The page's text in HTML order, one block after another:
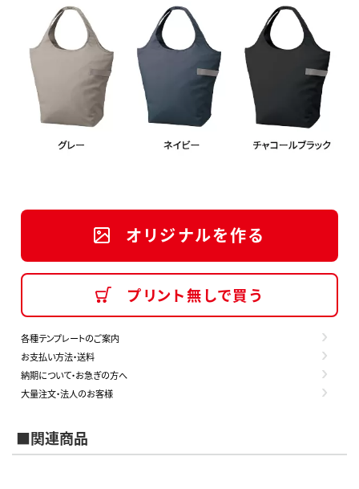
オリジナルを作る
プリント無しで買う
各種テンプレートのご案内
お支払い方法・送料
納期について・お急ぎの方へ
大量注文・法人のお客様
■関連商品